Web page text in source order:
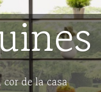
cor de la casa